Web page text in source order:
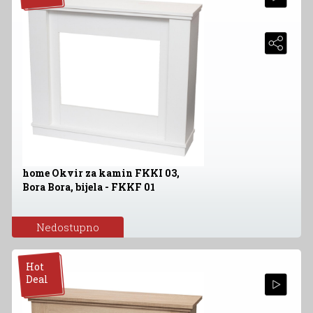
home Okvir za kamin FKKI 03,
Bora Bora, bijela - FKKF 01
Nedostupno
Hot
Deal